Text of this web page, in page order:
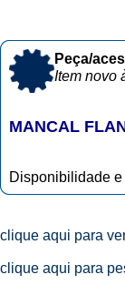
Peça/
Item novo
MANCAL
Disponibilidade
clique aqui para
clique aqui para